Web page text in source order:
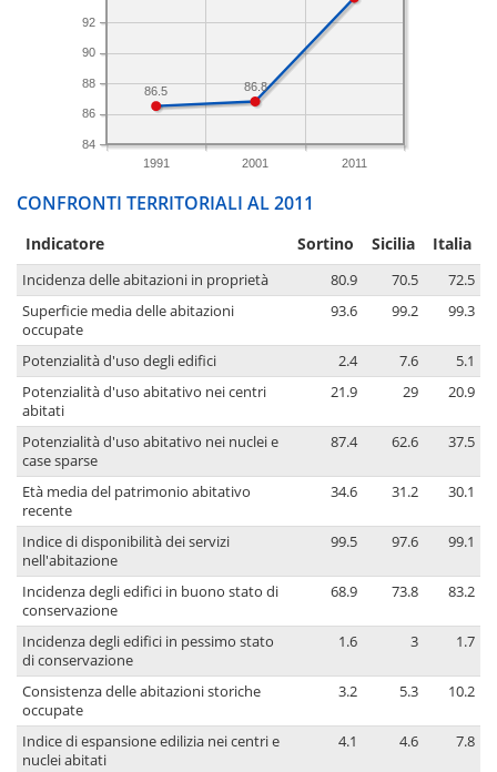
1991 2001 2011
84
86
88
90
92
86.8
86.5
CONFRONTI TERRITORIALI AL 2011
Indicatore Sortino Sicilia Italia
Incidenza delle abitazioni in proprietà 80.9 70.5
72.5
Superficie media delle abitazioni
occupate
93.6 99.2 99.3
Potenzialità d'uso degli edifici 2.4 7.6
5.1
Potenzialità d'uso abitativo nei centri
abitati
21.9 29 20.9
Potenzialità d'uso abitativo nei nuclei e
case sparse
87.4 62.6 37.5
Età media del patrimonio abitativo
recente
34.6 31.2 30.1
Indice di disponibilità dei servizi
nell'abitazione
99.5 97.6 99.1
Incidenza degli edifici in buono stato di
conservazione
68.9 73.8 83.2
Incidenza degli edifici in pessimo stato
di conservazione
1.6 3 1.7
Consistenza delle abitazioni storiche
occupate
3.2 5.3 10.2
Indice di espansione edilizia nei centri e
nuclei abitati
4.1 4.6 7.8